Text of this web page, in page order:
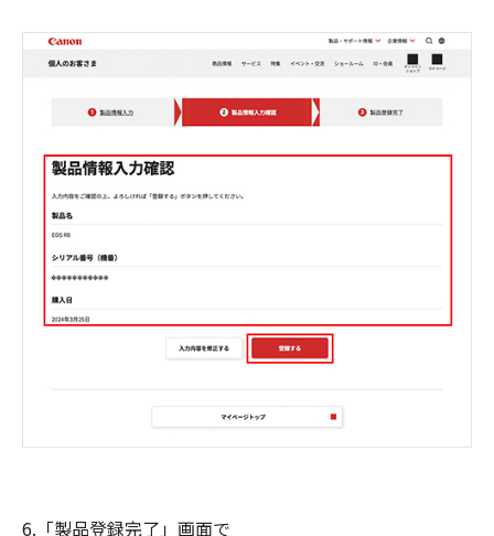
6.「製品登録完了」画面で